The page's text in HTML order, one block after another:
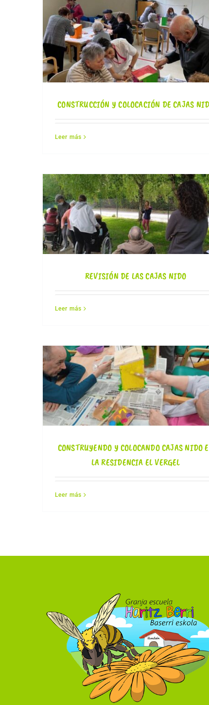
CONSTRUCCIÓN Y COLOCACIÓN DE CAJAS
Leer más
REVISIÓN DE LAS CAJAS NIDO
Leer más
CONSTRUYENDO Y COLOCANDO CAJAS NIDO
LA RESIDENCIA EL VERGEL
Leer más